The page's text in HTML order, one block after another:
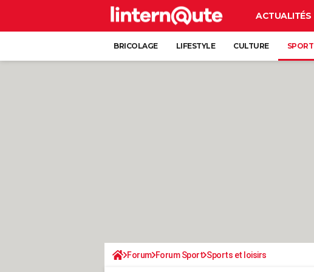
ACTUALITÉS
BRICOLAGE LIFESTYLE CULTURE SPORT
Forum Forum Sport Sports et loisirs